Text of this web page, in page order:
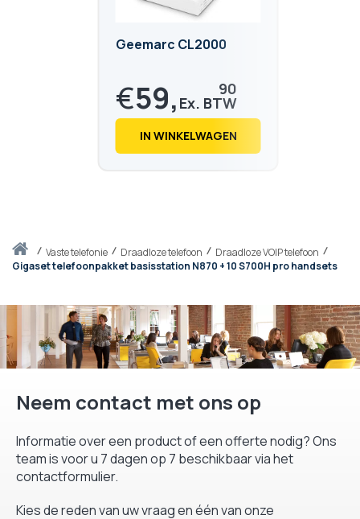
Thuisvaste telefonie Draadloze telefoon
Draadloze VOIP telefoon
Gigaset telefoonpakket basisstation N870 + 10 S700H pro handsets
Geemarc CL2000
€59, 90
€ 72,IN WINKELWAGEN
Neem contact met ons op
Informatie over een product of een offerte nodig? Ons
team is voor u 7 dagen op 7 beschikbaar via het
contactformulier.
Kies de reden van uw vraag en één van onze